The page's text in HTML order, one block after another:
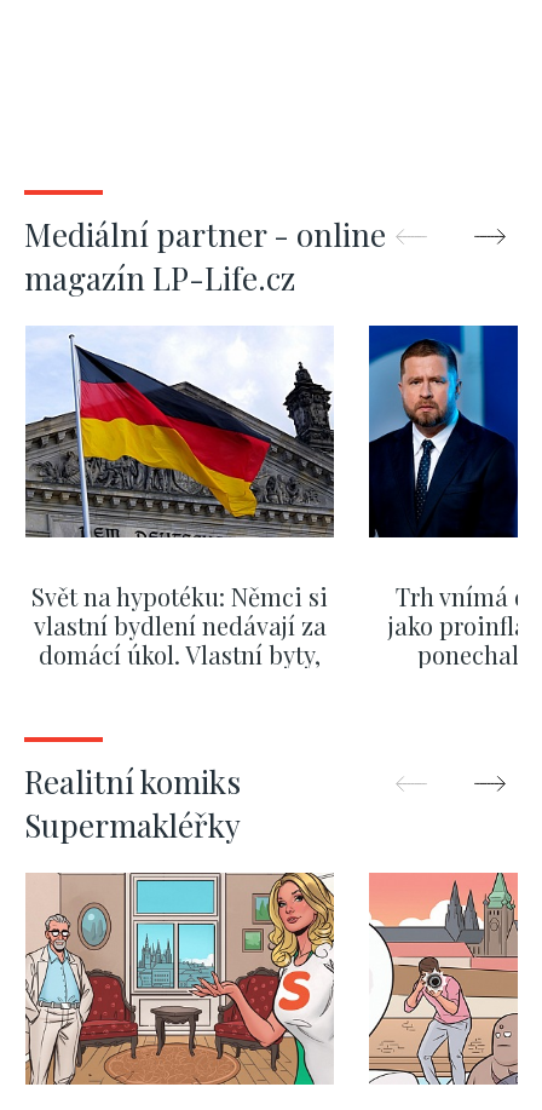
Mediální partner - online
magazín LP-Life.cz
Svět na hypotéku: Němci si
vlastní bydlení nedávají za
domácí úkol. Vlastní byty,
Trh vnímá
jako
ponechali
Realitní komiks
Supermakléřky